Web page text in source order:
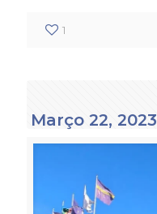
1
Março 22, 2023